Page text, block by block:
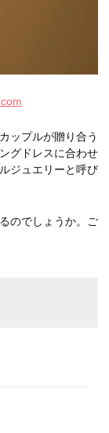
ップルが贈り合う
グドレスに合わせ
ジュエリーと呼び
のでしょうか。ご